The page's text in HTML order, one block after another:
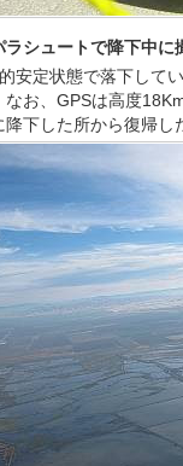
ラシュートで降下中に
安定状態で落下して
なお、GPSは高度
降下した所から復帰し